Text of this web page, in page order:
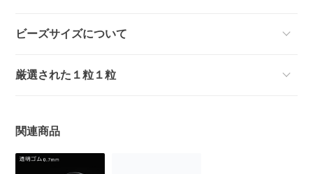
ビーズサイズについて
厳選された１粒１粒
関連商品